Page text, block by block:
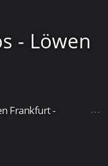
- Löwen
Frankfurt -